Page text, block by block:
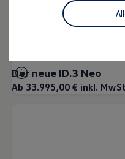
Zubehör
Wallbox
Der neue ID.3 Neo
Ab 33.995,00 € inkl.